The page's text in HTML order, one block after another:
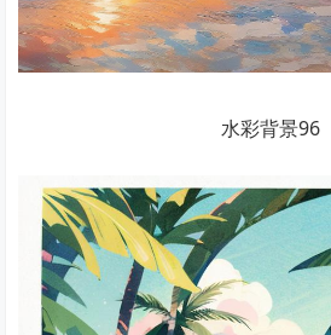
水彩背景96